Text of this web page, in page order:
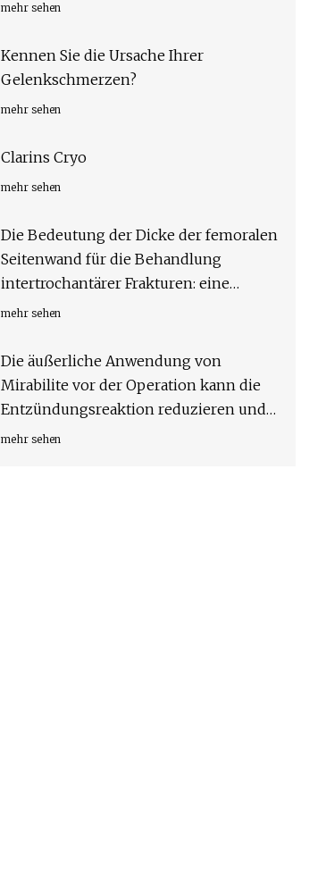
mehr sehen
Kennen Sie die Ursache Ihrer
Gelenkschmerzen?
mehr sehen
Clarins Cryo
mehr sehen
Die Bedeutung der Dicke der femoralen
Seitenwand für die Behandlung
intertrochantärer Frakturen: eine
Finite-Elemente-Analyse
mehr sehen
Die äußerliche Anwendung von
Mirabilite vor der Operation kann die
Entzündungsreaktion reduzieren und
die Genesung bei leichter akuter
mehr sehen